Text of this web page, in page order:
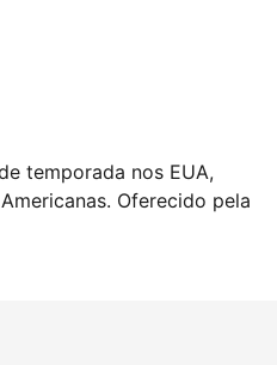
temporada nos EUA,
Oferecido pela